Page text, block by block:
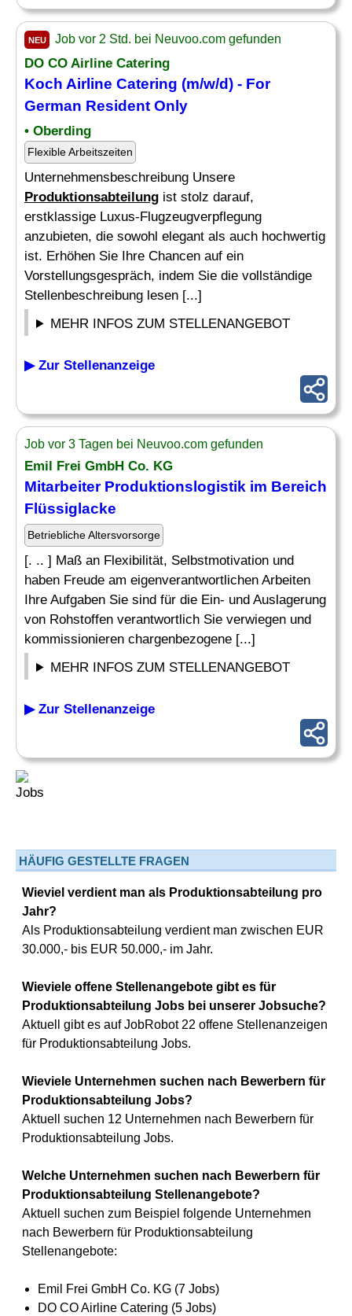
NEU Job vor 2 Std. bei Neuvoo.com gefunden
DO CO Airline Catering
Koch Airline Catering (m/w/d) - For
German Resident Only
• Oberding
Flexible Arbeitszeiten
Unternehmensbeschreibung Unsere
Produktionsabteilung ist stolz darauf,
erstklassige Luxus-Flugzeugverpflegung
anzubieten, die sowohl elegant als auch hochwertig
ist. Erhöhen Sie Ihre Chancen auf ein
Vorstellungsgespräch, indem Sie die vollständige
Stellenbeschreibung lesen [...]
MEHR INFOS ZUM STELLENANGEBOT
▶ Zur Stellenanzeige
Job vor 3 Tagen bei Neuvoo.com gefunden
Emil Frei GmbH Co. KG
Mitarbeiter Produktionslogistik im Bereich
Flüssiglacke
Betriebliche Altersvorsorge
[. .. ] Maß an Flexibilität, Selbstmotivation und
haben Freude am eigenverantwortlichen Arbeiten
Ihre Aufgaben Sie sind für die Ein- und Auslagerung
von Rohstoffen verantwortlich Sie verwiegen und
kommissionieren chargenbezogene [...]
MEHR INFOS ZUM STELLENANGEBOT
▶ Zur Stellenanzeige
HÄUFIG GESTELLTE FRAGEN
Wieviel verdient man als Produktionsabteilung pro
Jahr?
Als Produktionsabteilung verdient man zwischen EUR
30.000,- bis EUR 50.000,- im Jahr.
Wieviele offene Stellenangebote gibt es für
Produktionsabteilung Jobs bei unserer Jobsuche?
Aktuell gibt es auf JobRobot 22 offene Stellenanzeigen
für Produktionsabteilung Jobs.
Wieviele Unternehmen suchen nach Bewerbern für
Produktionsabteilung Jobs?
Aktuell suchen 12 Unternehmen nach Bewerbern für
Produktionsabteilung Jobs.
Welche Unternehmen suchen nach Bewerbern für
Produktionsabteilung Stellenangebote?
Aktuell suchen zum Beispiel folgende Unternehmen
nach Bewerbern für Produktionsabteilung
Stellenangebote:
Emil Frei GmbH Co. KG (7 Jobs)
DO CO Airline Catering (5 Jobs)